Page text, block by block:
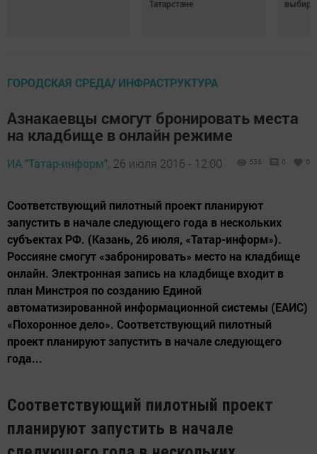
Татарстане
ГОРОДСКАЯ СРЕДА/ ИНФРАСТРУКТУРА
Азнакаевцы смогут бронировать места
на кладбище в онлайн режиме
ИА "Татар-информ", 26 июля 2016 - 12:00 536 0 0
Соответствующий пилотный проект планируют
запустить в начале следующего года в нескольких
субъектах РФ. (Казань, 26 июля, «Татар-информ»).
Россияне смогут «забронировать» место на кладбище
онлайн. Электронная запись на кладбище входит в
план Минстроя по созданию Единой
автоматизированной информационной системы (ЕАИС)
«Похоронное дело». Соответствующий пилотный
проект планируют запустить в начале следующего
года...
Соответствующий пилотный проект
планируют запустить в начале